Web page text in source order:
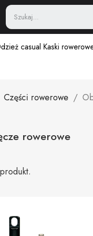
casual Kaski
Części rowerowe
rowerowe